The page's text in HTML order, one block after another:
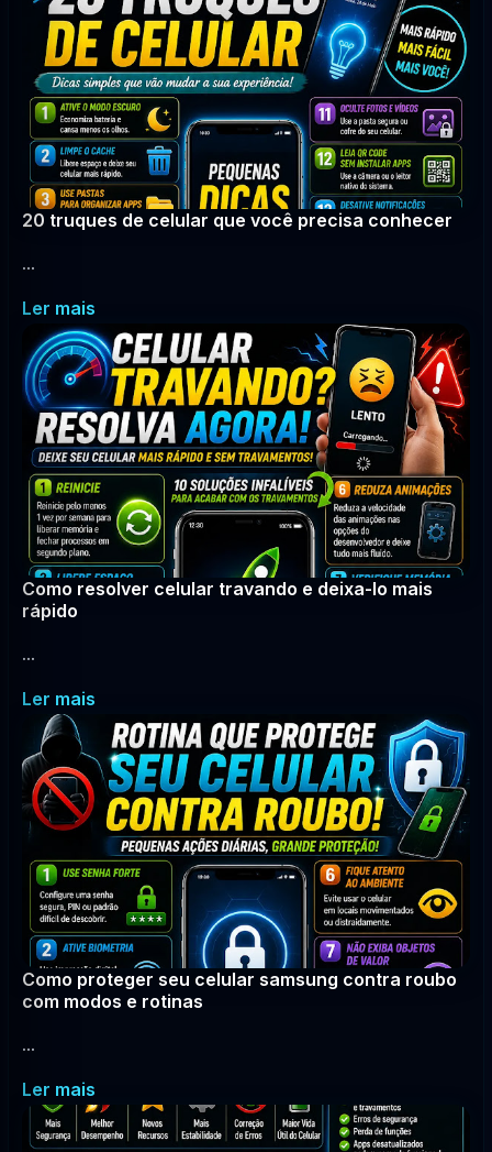
20 truques de celular que você precisa conhecer
...
Ler mais
Como resolver celular travando e deixa-lo mais
rápido
...
Ler mais
Como proteger seu celular samsung contra roubo
com modos e rotinas
...
Ler mais